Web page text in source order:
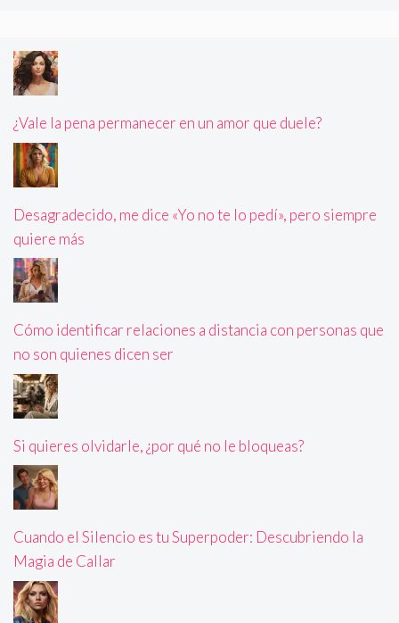
¿Vale la pena permanecer en un amor que duele?
Desagradecido, me dice «Yo no te lo pedí», pero siempre
quiere más
Cómo identificar relaciones a distancia con personas que
no son quienes dicen ser
Si quieres olvidarle, ¿por qué no le bloqueas?
Cuando el Silencio es tu Superpoder: Descubriendo la
Magia de Callar